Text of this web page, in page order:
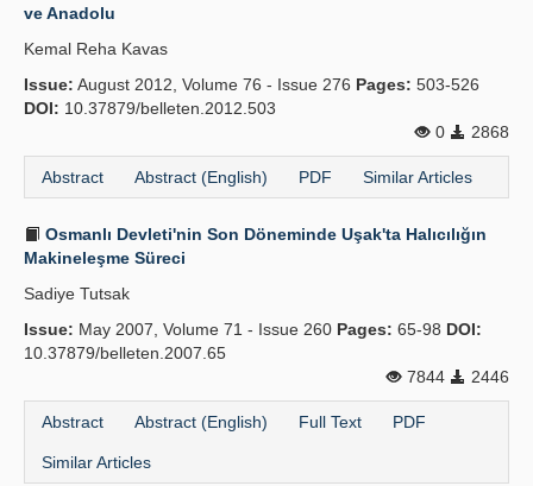
ve Anadolu
Kemal Reha Kavas
Issue: August 2012, Volume 76 - Issue 276 Pages: 503-526
DOI: 10.37879/belleten.2012.503
0
2868
Abstract Abstract (English) PDF Similar Articles
Osmanlı Devleti'nin Son Döneminde Uşak'ta Halıcılığın
Makineleşme Süreci
Sadiye Tutsak
Issue: May 2007, Volume 71 - Issue 260 Pages: 65-98 DOI:
10.37879/belleten.2007.65
7844
2446
Abstract Abstract (English) Full Text PDF
Similar Articles